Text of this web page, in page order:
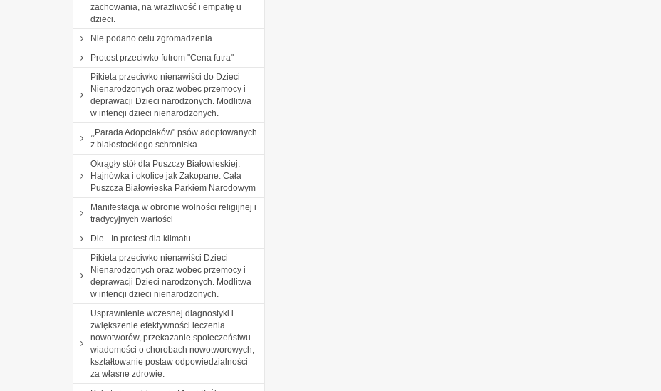
zachowania, na wrażliwość i empatię u
dzieci.
Nie podano celu zgromadzenia
Protest przeciwko futrom "Cena futra"
Pikieta przeciwko nienawiści do Dzieci
Nienarodzonych oraz wobec przemocy i
deprawacji Dzieci narodzonych. Modlitwa
w intencji dzieci nienarodzonych.
,,Parada Adopciaków" psów adoptowanych
z białostockiego schroniska.
Okrągły stół dla Puszczy Białowieskiej.
Hajnówka i okolice jak Zakopane. Cała
Puszcza Białowieska Parkiem Narodowym
Manifestacja w obronie wolności religijnej i
tradycyjnych wartości
Die - In protest dla klimatu.
Pikieta przeciwko nienawiści Dzieci
Nienarodzonych oraz wobec przemocy i
deprawacji Dzieci narodzonych. Modlitwa
w intencji dzieci nienarodzonych.
Usprawnienie wczesnej diagnostyki i
zwiększenie efektywności leczenia
nowotworów, przekazanie społeczeństwu
wiadomości o chorobach nowotworowych,
kształtowanie postaw odpowiedzialności
za własne zdrowie.